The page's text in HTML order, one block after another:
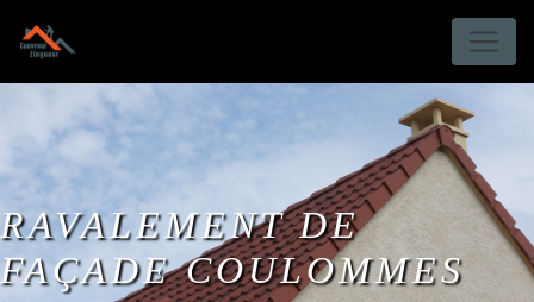
RAVALEMENT DE
FAÇADE COULOMMES